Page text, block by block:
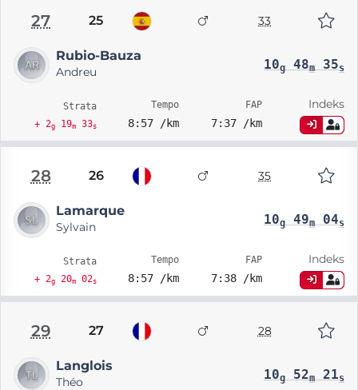
27 25 33
Rubio-Bauza
Andreu 10g48m35s
Strata
+ 2g19m33s
Tempo
8:57 /km
FAP
7:37 /km
Indeks
28 26 35
Lamarque
Sylvain 10g49m04s
Strata
+ 2g20m02s
Tempo
8:57 /km
FAP
7:38 /km
Indeks
29 27 28
Langlois
Théo 10g52m21s